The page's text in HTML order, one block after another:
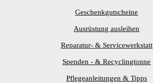
Geschenkgutscheine
Ausrüstung ausleihen
Reparatur- & Servicewerkstatt
Spenden - & Recyclingtonne
Pflegeanleitungen & Tipps